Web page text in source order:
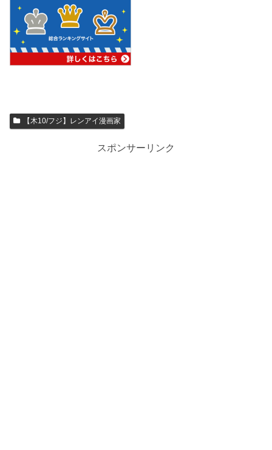
【木10/フジ】レンアイ漫画家
スポンサーリンク